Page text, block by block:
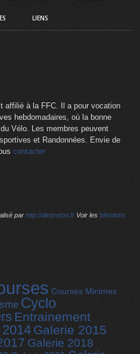
LIENS
affilié à la FFC. Il a pour vocation
hebdomadaires, où la bonne
Vélo. Les membres peuvent
et Randonnées. Envie de
contacter
par http://dlebreton.fr Voir les Mentions
Courses Minimes
Cyclo
Entrainement
Galerie 2015
Galerie 2018